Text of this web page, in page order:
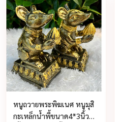
หนูถวายพระพิฆเนศ หนูมุสิ
กะเหล็กน้ำพี้ขนาด4*3นิ้ว